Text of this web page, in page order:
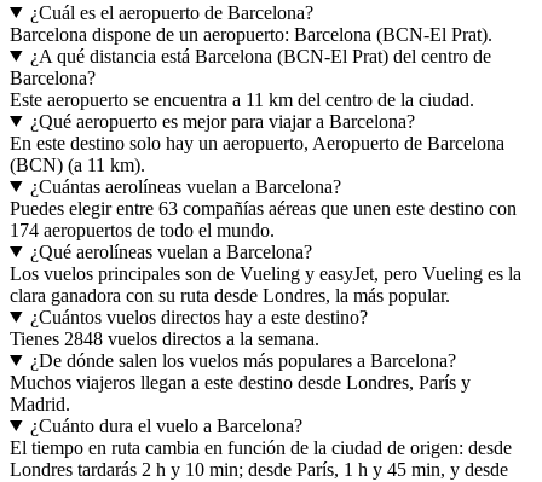
¿Cuál es el aeropuerto de Barcelona?
Barcelona dispone de un aeropuerto: Barcelona (BCN-El Prat).
¿A qué distancia está Barcelona (BCN-El Prat) del centro de
Barcelona?
Este aeropuerto se encuentra a 11 km del centro de la ciudad.
¿Qué aeropuerto es mejor para viajar a Barcelona?
En este destino solo hay un aeropuerto, Aeropuerto de Barcelona
(BCN) (a 11 km).
¿Cuántas aerolíneas vuelan a Barcelona?
Puedes elegir entre 63 compañías aéreas que unen este destino con
174 aeropuertos de todo el mundo.
¿Qué aerolíneas vuelan a Barcelona?
Los vuelos principales son de Vueling y easyJet, pero Vueling es la
clara ganadora con su ruta desde Londres, la más popular.
¿Cuántos vuelos directos hay a este destino?
Tienes 2848 vuelos directos a la semana.
¿De dónde salen los vuelos más populares a Barcelona?
Muchos viajeros llegan a este destino desde Londres, París y
Madrid.
¿Cuánto dura el vuelo a Barcelona?
El tiempo en ruta cambia en función de la ciudad de origen: desde
Londres tardarás 2 h y 10 min; desde París, 1 h y 45 min, y desde